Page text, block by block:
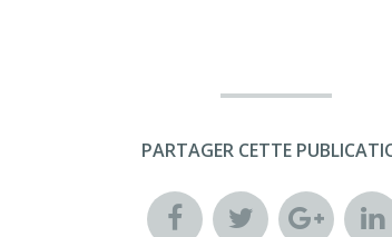
PARTAGER CETTE